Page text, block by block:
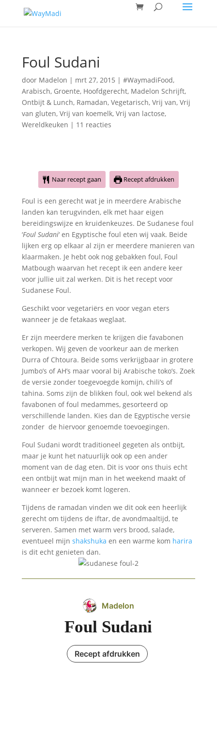
Foul Sudani
door Madelon | mrt 27, 2015 | #WaymadiFood,
Arabisch, Groente, Hoofdgerecht, Madelon Schrijft,
Ontbijt & Lunch, Ramadan, Vegetarisch, Vrij van, Vrij
van gluten, Vrij van koemelk, Vrij van lactose,
Wereldkeuken | 11 reacties
Naar recept gaan Recept afdrukken
Foul is een gerecht wat je in meerdere Arabische
landen kan terugvinden, elk met haar eigen
bereidingswijze en kruidenkeuzes. De Sudanese foul
‘Foul Sudani‘ en Egyptische foul eten wij vaak. Beide
lijken erg op elkaar al zijn er meerdere manieren van
klaarmaken. Je hebt ook nog gebakken foul, Foul
Matbough waarvan het recept ik een andere keer
voor jullie uit zal werken. Dit is het recept voor
Sudanese Foul.
Geschikt voor vegetariërs en voor vegan eters
wanneer je de fetakaas weglaat.
Er zijn meerdere merken te krijgen die favabonen
verkopen. Wij geven de voorkeur aan de merken
Durra of Chtoura. Beide soms verkrijgbaar in grotere
Jumbo’s of AH’s maar vooral bij Arabische toko’s. Zoek
de versie zonder toegevoegde komijn, chili’s of
tahina. Soms zijn de blikken foul, ook wel bekend als
favabonen of foul medammes, gesorteerd op
verschillende landen. Kies dan de Egyptische versie
zonder de hiervoor genoemde toevoegingen.
Foul Sudani wordt traditioneel gegeten als ontbijt,
maar je kunt het natuurlijk ook op een ander
moment van de dag eten. Dit is voor ons thuis echt
een ontbijt wat mijn man in het weekend maakt of
wanneer er bezoek komt logeren.
Tijdens de ramadan vinden we dit ook een heerlijk
gerecht om tijdens de iftar, de avondmaaltijd, te
serveren. Samen met warm vers brood, salade,
eventueel mijn shakshuka en een warme kom harira
is dit echt genieten dan.
Madelon
Foul Sudani
Recept afdrukken